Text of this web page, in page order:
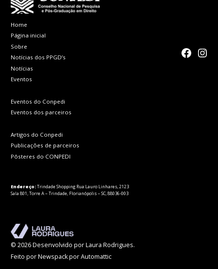
Home
Página inicial
Sobre
Notícias dos PPGD’s
Notícias
Eventos
Eventos do Conpedi
Eventos dos parceiros
Artigos do Conpedi
Publicações de parceiros
Pôsteres do CONPEDI
Endereço:Trindade Shopping Rua Lauro Linhares, 2123
Sala 801, Torre A – Trindade, Florianópolis – SC, 88036-003
© 2026 Desenvolvido por Laura Rodrigues.
Feito por Newspack por Automattic